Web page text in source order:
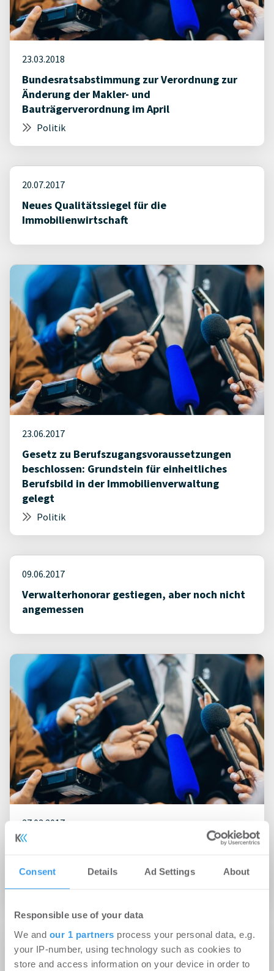
Consent Details Ad Settings About
Responsible use of your data
We and our 1 partners process your personal data, e.g.
your IP-number, using technology such as cookies to
store and access information on your device in order to
23.03.2018
Bundesratsabstimmung zur Verordnung zur
Änderung der Makler- und
Bauträgerverordnung im April
Politik
20.07.2017
Neues Qualitätssiegel für die
Immobilienwirtschaft
23.06.2017
Gesetz zu Berufszugangsvoraussetzungen
beschlossen: Grundstein für einheitliches
Berufsbild in der Immobilienverwaltung
gelegt
Politik
09.06.2017
Verwalterhonorar gestiegen, aber noch nicht
angemessen
27.03.2017
Verbraucher erwarten von Maklern und
und Fachverstand
Politik
23.01.2017